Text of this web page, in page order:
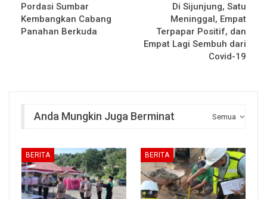
Pordasi Sumbar
Kembangkan Cabang
Panahan Berkuda
Di Sijunjung, Satu
Meninggal, Empat
Terpapar Positif, dan
Empat Lagi Sembuh dari
Covid-19
Semua
Anda Mungkin Juga Berminat
BERITA BERITA